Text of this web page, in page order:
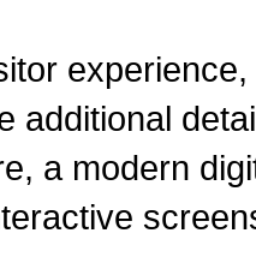
additional
a modern